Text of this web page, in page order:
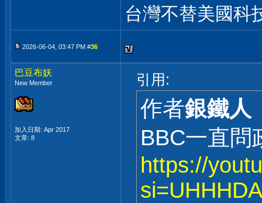
台灣不替美國科
2026-06-04, 03:47 PM #36
巴豆布妖
New Member
加入日期: Apr 2017
文章: 8
引用:
作者銀鐵人
BBC一直問
https://